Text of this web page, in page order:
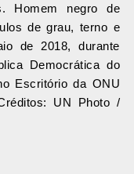
Homem negro de
de grau, terno e
de 2018, durante
Democrática do
Escritório da ONU
UN Photo /